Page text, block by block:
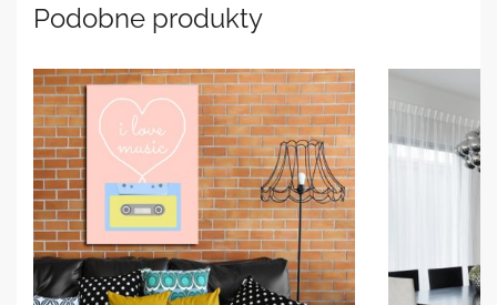
Podobne produkty